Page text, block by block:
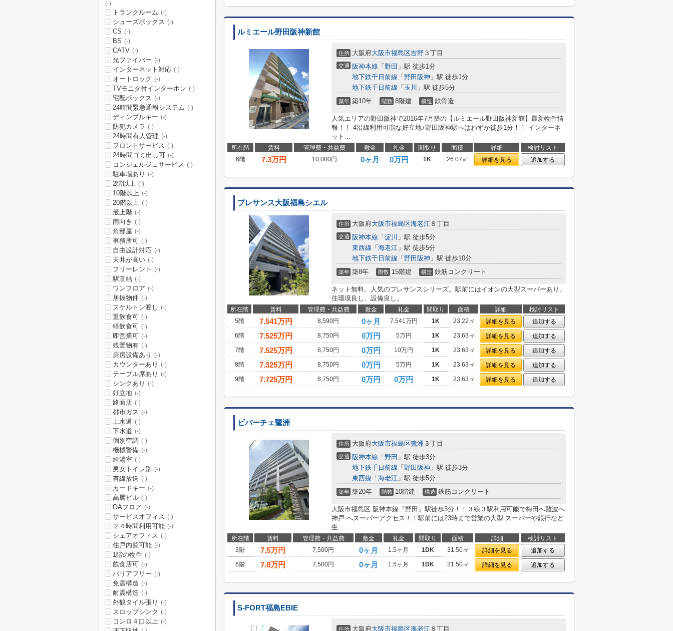
ルミエール野田阪神新館
住所 大阪府大阪市福島区吉野 ３丁目
交通 阪神本線 「 野田 」駅 徒歩1分
地下鉄千日前線 「 野田阪神 」駅 徒歩1分
地下鉄千日前線 「 玉川 」駅 徒歩5分
築年 築10年 階数 8階建 構造 鉄骨造
人気エリアの野田阪神で2016年7月築の【ルミエール野田阪神新館】最新物件情
報！！ 4沿線利用可能な好立地♪野田阪神駅へはわずか徒歩1分！！ インターネ
ット...
所在階 賃料 管理費・共益費 敷金 礼金 間取り 面積 詳細
検討リスト
6階
7.3万円 10,000円 0ヶ月 0万円 1K 26.07㎡ 詳細を見る 追加する
プレサンス大阪福島シエル
住所 大阪府大阪市福島区海老江 ８丁目
交通 阪神本線 「 淀川 」駅 徒歩5分
東西線 「 海老江 」駅 徒歩5分
地下鉄千日前線 「 野田阪神 」駅 徒歩10分
築年 築8年 階数 15階建 構造 鉄筋コンクリート
ネット無料。人気のプレサンスシリーズ。駅前にはイオンの大型スーパーあり。
住環境良し。設備良し。
所在階 賃料 管理費・共益費 敷金 礼金 間取り 面積 詳細
検討リスト
5階
7.541万円 8,590円 0ヶ月 7.541万円 1K 23.22㎡ 詳細を見る
追加する
6階
7.525万円 8,750円 0万円 5万円 1K 23.63㎡ 詳細を見る
追加する
7階
7.525万円 8,750円 0万円 10万円 1K 23.63㎡ 詳細を見る
追加する
8階
7.325万円 8,750円 0万円 5万円 1K 23.63㎡ 詳細を見る
追加する
9階
7.725万円 8,750円 0万円 0万円 1K 23.63㎡ 詳細を見る 追加する
ビバーチェ鷺洲
住所 大阪府大阪市福島区鷺洲 ３丁目
交通 阪神本線 「 野田 」駅 徒歩3分
地下鉄千日前線 「 野田阪神 」駅 徒歩3分
東西線 「 海老江 」駅 徒歩5分
築年 築20年 階数 10階建 構造 鉄筋コンクリート
大阪市福島区 阪神本線『野田』駅徒歩3分！！３線３駅利用可能で梅田へ難波へ
神戸 へスーパーアクセス！！駅前には23時まで営業の大型 スーパーや銀行など
生...
所在階 賃料 管理費・共益費 敷金 礼金 間取り 面積 詳細
検討リスト
3階
7.5万円 7,500円 0ヶ月 1.5ヶ月 1DK 31.50㎡ 詳細を見る
追加する
6階
7.8万円 7,500円 0ヶ月 1.5ヶ月 1DK 31.50㎡ 詳細を見る 追加する
S-FORT福島EBIE
住所 大阪府大阪市福島区海老江 ８丁目
(-)
トランクルーム (-)
シューズボックス (-)
CS (-)
BS (-)
CATV (-)
光ファイバー (-)
インターネット対応 (-)
オートロック (-)
TVモニタ付インターホン (-)
宅配ボックス (-)
24時間緊急通報システム (-)
ディンプルキー (-)
防犯カメラ (-)
24時間有人管理 (-)
フロントサービス (-)
24時間ゴミ出し可 (-)
コンシェルジュサービス (-)
駐車場あり (-)
2階以上 (-)
10階以上 (-)
20階以上 (-)
最上階 (-)
南向き (-)
角部屋 (-)
事務所可 (-)
自由設計対応 (-)
天井が高い (-)
フリーレント (-)
駅直結 (-)
ワンフロア (-)
居抜物件 (-)
スケルトン渡し (-)
重飲食可 (-)
軽飲食可 (-)
即営業可 (-)
残置物有 (-)
厨房設備あり (-)
カウンターあり (-)
テーブル席あり (-)
シンクあり (-)
好立地 (-)
路面店 (-)
都市ガス (-)
上水道 (-)
下水道 (-)
個別空調 (-)
機械警備 (-)
給湯室 (-)
男女トイレ別 (-)
有線放送 (-)
カードキー (-)
高層ビル (-)
OAフロア (-)
サービスオフィス (-)
２４時間利用可能 (-)
シェアオフィス (-)
住戸内覧可能 (-)
1階の物件 (-)
飲食店可 (-)
バリアフリー (-)
免震構造 (-)
耐震構造 (-)
外観タイル張り (-)
スロップシンク (-)
コンロ４口以上 (-)